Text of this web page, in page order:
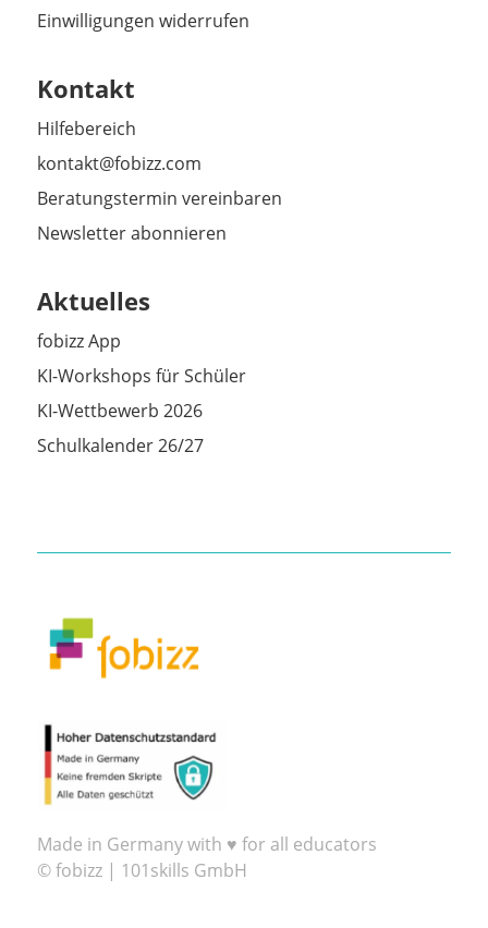
Einwilligungen widerrufen
Kontakt
Hilfebereich
kontakt@fobizz.com
Beratungstermin vereinbaren
Newsletter abonnieren
Aktuelles
fobizz App
KI-Workshops für Schüler
KI-Wettbewerb 2026
Schulkalender 26/27
Made in Germany with ♥ for all educators
© fobizz | 101skills GmbH